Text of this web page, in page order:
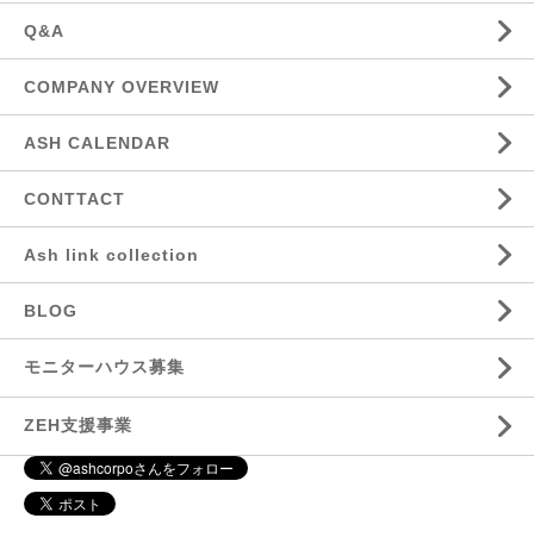
Q&A
COMPANY OVERVIEW
ASH CALENDAR
CONTTACT
Ash link collection
BLOG
モニターハウス募集
ZEH支援事業